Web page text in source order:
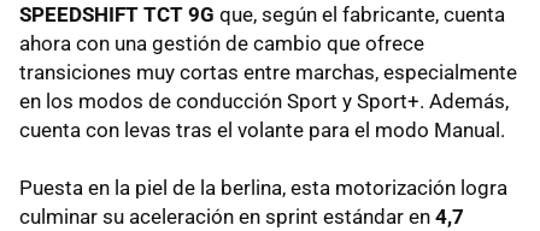
SPEEDSHIFT TCT 9G que, según el fabricante, cuenta
ahora con una gestión de cambio que ofrece
transiciones muy cortas entre marchas, especialmente
en los modos de conducción Sport y Sport+. Además,
cuenta con levas tras el volante para el modo Manual.
Puesta en la piel de la berlina, esta motorización logra
culminar su aceleración en sprint estándar en 4,7